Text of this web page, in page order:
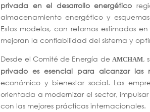
privada en el desarrollo energético
almacenamiento energético y
Estos modelos, con retornos estimados
mejoran la confiabilidad del sistema y
Desde el Comité de Energía de AMCHAM,
privado es esencial para alcanzar las
económico y bienestar social. Las
orientada a modernizar el sector,
con las mejores prácticas internacionales.